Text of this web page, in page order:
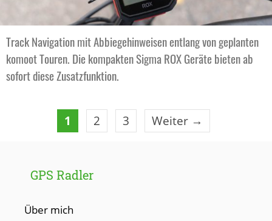
Track Navigation mit Abbiegehinweisen entlang von geplanten
komoot Touren. Die kompakten Sigma ROX Geräte bieten ab
sofort diese Zusatzfunktion.
Seite
1 Seite
2 Seite
3 Weiter →
GPS Radler
Über mich